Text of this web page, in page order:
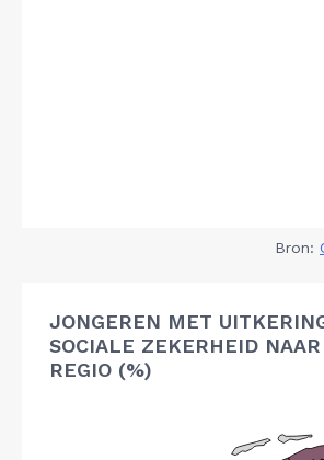
Bron:
JONGEREN MET
SOCIALE ZEKERHEID NAAR
REGIO (%)